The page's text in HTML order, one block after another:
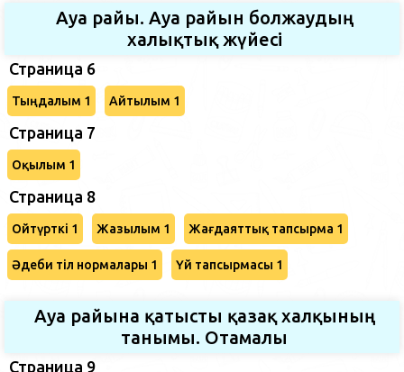
Ауа райы. Ауа райын болжаудың
халықтық жүйесі
Страница 6
Тыңдалым 1 Айтылым 1
Страница 7
Оқылым 1
Страница 8
Ойтүрткі 1 Жазылым 1 Жағдаяттық тапсырма 1
Әдеби тіл нормалары 1 Үй тапсырмасы 1
Ауа райына қатысты қазақ халқының
танымы. Отамалы
Страница 9